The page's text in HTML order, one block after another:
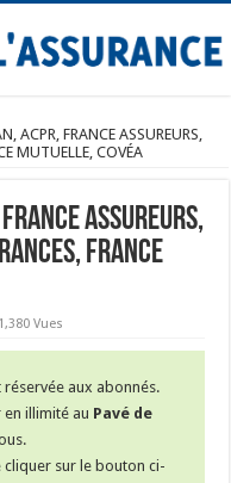
ACPR, FRANCE ASSUREURS,
MUTUELLE, COVÉA
ASSUREURS,
FRANCE
1,380 Vues
réservée aux abonnés.
illimité au Pavé de
sur le bouton ci-